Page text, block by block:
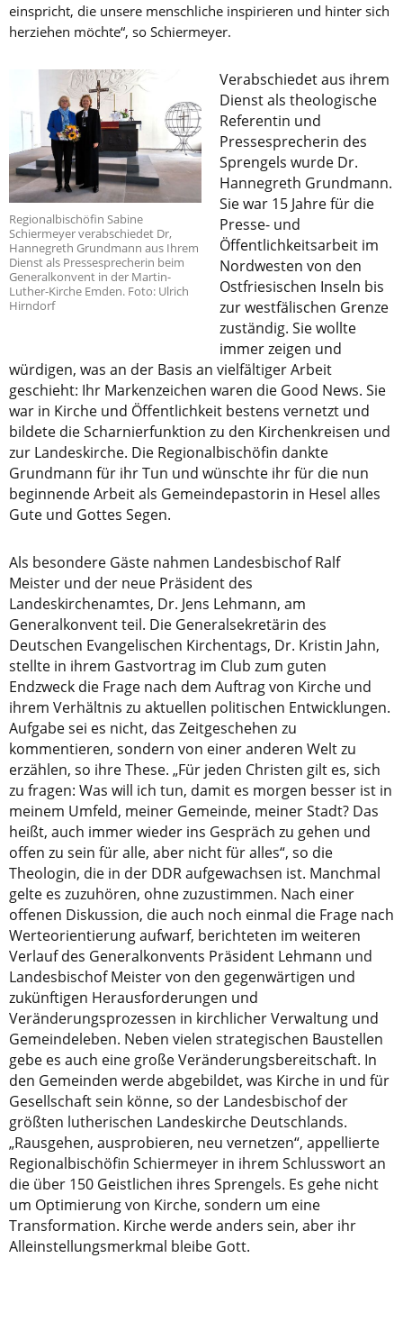
einspricht, die unsere menschliche inspirieren und hinter sich
herziehen möchte“, so Schiermeyer.
Regionalbischöfin Sabine
Schiermeyer verabschiedet Dr,
Hannegreth Grundmann aus Ihrem
Dienst als Pressesprecherin beim
Generalkonvent in der Martin-
Luther-Kirche Emden. Foto: Ulrich
Hirndorf
Verabschiedet aus ihrem
Dienst als theologische
Referentin und
Pressesprecherin des
Sprengels wurde Dr.
Hannegreth Grundmann.
Sie war 15 Jahre für die
Presse- und
Öffentlichkeitsarbeit im
Nordwesten von den
Ostfriesischen Inseln bis
zur westfälischen Grenze
zuständig. Sie wollte
immer zeigen und
würdigen, was an der Basis an vielfältiger Arbeit
geschieht: Ihr Markenzeichen waren die Good News. Sie
war in Kirche und Öffentlichkeit bestens vernetzt und
bildete die Scharnierfunktion zu den Kirchenkreisen und
zur Landeskirche. Die Regionalbischöfin dankte
Grundmann für ihr Tun und wünschte ihr für die nun
beginnende Arbeit als Gemeindepastorin in Hesel alles
Gute und Gottes Segen.
Als besondere Gäste nahmen Landesbischof Ralf
Meister und der neue Präsident des
Landeskirchenamtes, Dr. Jens Lehmann, am
Generalkonvent teil. Die Generalsekretärin des
Deutschen Evangelischen Kirchentags, Dr. Kristin Jahn,
stellte in ihrem Gastvortrag im Club zum guten
Endzweck die Frage nach dem Auftrag von Kirche und
ihrem Verhältnis zu aktuellen politischen Entwicklungen.
Aufgabe sei es nicht, das Zeitgeschehen zu
kommentieren, sondern von einer anderen Welt zu
erzählen, so ihre These. „Für jeden Christen gilt es, sich
zu fragen: Was will ich tun, damit es morgen besser ist in
meinem Umfeld, meiner Gemeinde, meiner Stadt? Das
heißt, auch immer wieder ins Gespräch zu gehen und
offen zu sein für alle, aber nicht für alles“, so die
Theologin, die in der DDR aufgewachsen ist. Manchmal
gelte es zuzuhören, ohne zuzustimmen. Nach einer
offenen Diskussion, die auch noch einmal die Frage nach
Werteorientierung aufwarf, berichteten im weiteren
Verlauf des Generalkonvents Präsident Lehmann und
Landesbischof Meister von den gegenwärtigen und
zukünftigen Herausforderungen und
Veränderungsprozessen in kirchlicher Verwaltung und
Gemeindeleben. Neben vielen strategischen Baustellen
gebe es auch eine große Veränderungsbereitschaft. In
den Gemeinden werde abgebildet, was Kirche in und für
Gesellschaft sein könne, so der Landesbischof der
größten lutherischen Landeskirche Deutschlands.
„Rausgehen, ausprobieren, neu vernetzen“, appellierte
Regionalbischöfin Schiermeyer in ihrem Schlusswort an
die über 150 Geistlichen ihres Sprengels. Es gehe nicht
um Optimierung von Kirche, sondern um eine
Transformation. Kirche werde anders sein, aber ihr
Alleinstellungsmerkmal bleibe Gott.